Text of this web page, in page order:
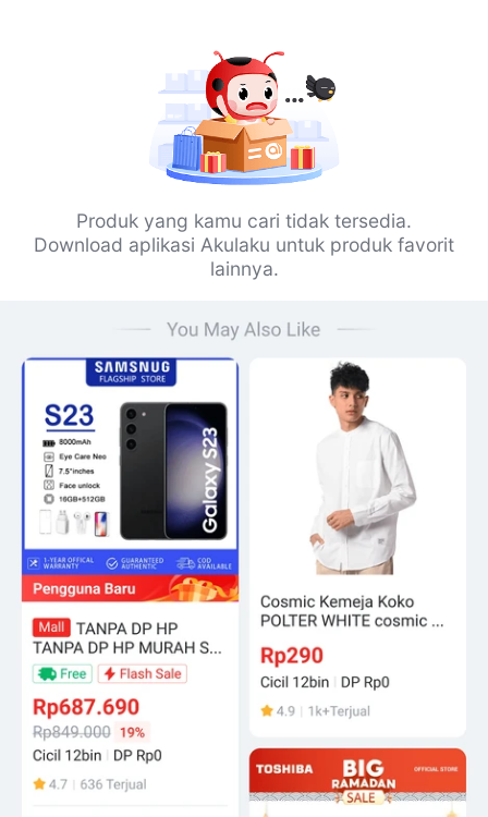
Produk yang kamu cari tidak tersedia.
Download aplikasi Akulaku untuk produk favorit
lainnya.